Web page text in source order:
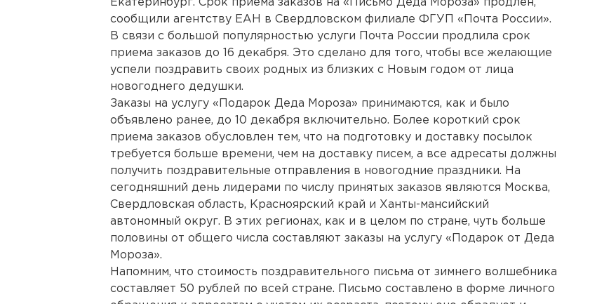
Екатеринбург. Срок приема заказов на «Письмо Деда Мороза» продлен,
сообщили агентству ЕАН в Свердловском филиале ФГУП «Почта России».
В связи с большой популярностью услуги Почта России продлила срок
приема заказов до 16 декабря. Это сделано для того, чтобы все желающие
успели поздравить своих родных из близких с Новым годом от лица
новогоднего дедушки.
Заказы на услугу «Подарок Деда Мороза» принимаются, как и было
объявлено ранее, до 10 декабря включительно. Более короткий срок
приема заказов обусловлен тем, что на подготовку и доставку посылок
требуется больше времени, чем на доставку писем, а все адресаты должны
получить поздравительные отправления в новогодние праздники. На
сегодняшний день лидерами по числу принятых заказов являются Москва,
Свердловская область, Красноярский край и Ханты-мансийский
автономный округ. В этих регионах, как и в целом по стране, чуть больше
половины от общего числа составляют заказы на услугу «Подарок от Деда
Мороза».
Напомним, что стоимость поздравительного письма от зимнего волшебника
составляет 50 рублей по всей стране. Письмо составлено в форме личного